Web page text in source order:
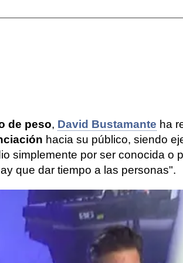
de peso, David Bustamante ha
hacia su público, siendo
simplemente por ser conocida
que dar tiempo a las personas".